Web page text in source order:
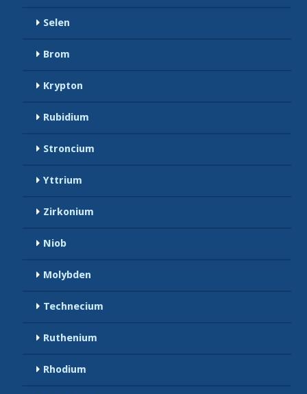
Selen
Brom
Krypton
Rubidium
Stroncium
Yttrium
Zirkonium
Niob
Molybden
Technecium
Ruthenium
Rhodium